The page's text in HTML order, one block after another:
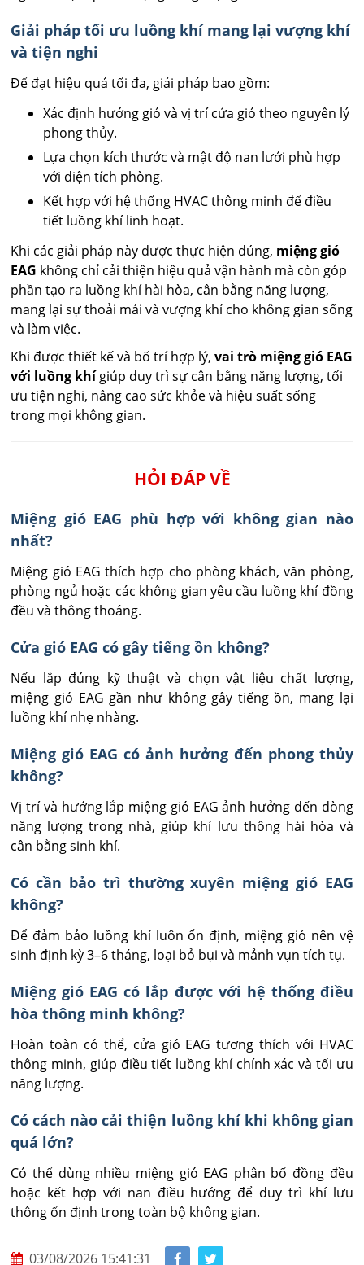
Giải pháp tối ưu luồng khí mang lại vượng khí
và tiện nghi
Để đạt hiệu quả tối đa, giải pháp bao gồm:
Xác định hướng gió và vị trí cửa gió theo nguyên lý
phong thủy.
Lựa chọn kích thước và mật độ nan lưới phù hợp
với diện tích phòng.
Kết hợp với hệ thống HVAC thông minh để điều
tiết luồng khí linh hoạt.
Khi các giải pháp này được thực hiện đúng, miệng gió
EAG không chỉ cải thiện hiệu quả vận hành mà còn góp
phần tạo ra luồng khí hài hòa, cân bằng năng lượng,
mang lại sự thoải mái và vượng khí cho không gian sống
và làm việc.
Khi được thiết kế và bố trí hợp lý,vai trò miệng gió EAG
với luồng khígiúp duy trì sự cân bằng năng lượng, tối
ưu tiện nghi, nâng cao sức khỏe và hiệu suất sống
trong mọi không gian.
HỎI ĐÁP VỀ
Miệng gió EAG phù hợp với không gian nào
nhất?
Miệng gió EAG thích hợp cho phòng khách, văn phòng,
phòng ngủ hoặc các không gian yêu cầu luồng khí đồng
đều và thông thoáng.
Cửa gió EAG có gây tiếng ồn không?
Nếu lắp đúng kỹ thuật và chọn vật liệu chất lượng,
miệng gió EAG gần như không gây tiếng ồn, mang lại
luồng khí nhẹ nhàng.
Miệng gió EAG có ảnh hưởng đến phong thủy
không?
Vị trí và hướng lắp miệng gió EAG ảnh hưởng đến dòng
năng lượng trong nhà, giúp khí lưu thông hài hòa và
cân bằng sinh khí.
Có cần bảo trì thường xuyên miệng gió EAG
không?
Để đảm bảo luồng khí luôn ổn định, miệng gió nên vệ
sinh định kỳ 3–6 tháng, loại bỏ bụi và mảnh vụn tích tụ.
Miệng gió EAG có lắp được với hệ thống điều
hòa thông minh không?
Hoàn toàn có thể, cửa gió EAG tương thích với HVAC
thông minh, giúp điều tiết luồng khí chính xác và tối ưu
năng lượng.
Có cách nào cải thiện luồng khí khi không gian
quá lớn?
Có thể dùng nhiều miệng gió EAG phân bổ đồng đều
hoặc kết hợp với nan điều hướng để duy trì khí lưu
thông ổn định trong toàn bộ không gian.
03/08/2026 15:41:31